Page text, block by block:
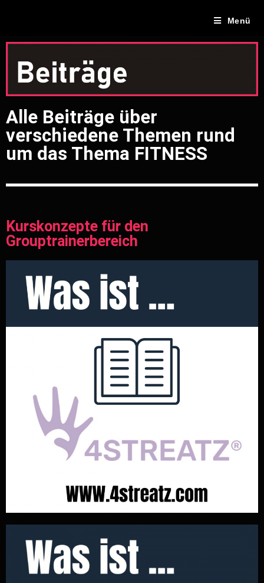
Menü
Alle Beiträge über
verschiedene Themen rund
um das Thema FITNESS
Kurskonzepte für den
Grouptrainerbereich